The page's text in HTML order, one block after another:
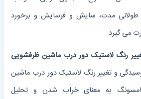
طولانی مدت، سایش و فرسایش و برخورد
می گیرد.
رنگ لاستیک دور درب ماشین ظرفشویی
و تغییر رنگ لاستیک دور درب ماشین
به معنای خراب شدن و تحلیل